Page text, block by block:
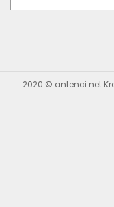
2020 © antenci.net